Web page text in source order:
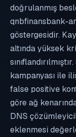
doğrulanmış
qnbfinansbank-
göstergesidir.
altında yüksek
kampanyası ile
false positive
göre ağ
DNS
eklenmesi